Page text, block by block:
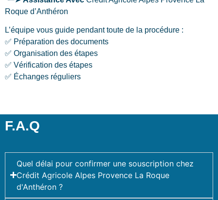
Roque d’Anthéron
L’équipe vous guide pendant toute de la procédure :
✅ Préparation des documents
✅ Organisation des étapes
✅ Vérification des étapes
✅ Échanges réguliers
F.A.Q
Quel délai pour confirmer une souscription chez
Crédit Agricole Alpes Provence La Roque
d'Anthéron ?